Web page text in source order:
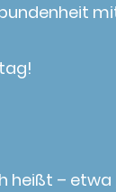
– etwa